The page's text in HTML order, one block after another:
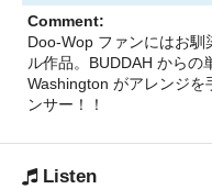
Comment:
Doo-Wop ファンにはお馴
ル作品。BUDDAH からの
Washington がアレンジ
ンサー！！
Listen